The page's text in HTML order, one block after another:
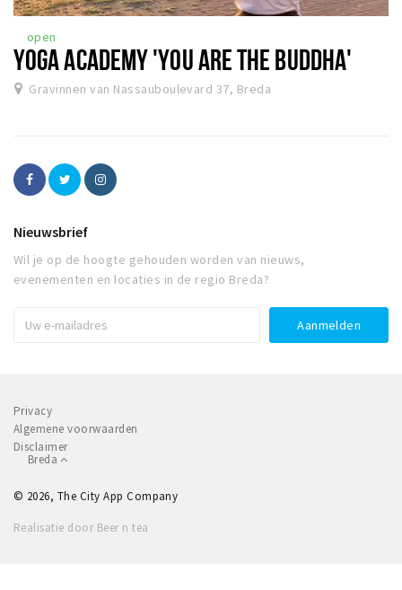
open
YOGA ACADEMY 'YOU ARE THE BUDDHA'
Gravinnen van Nassauboulevard 37, Breda
Nieuwsbrief
Wil je op de hoogte gehouden worden van nieuws,
evenementen en locaties in de regio Breda?
Privacy
Algemene voorwaarden
Disclaimer
Breda
© 2026, The City App Company
Realisatie door Beer n tea